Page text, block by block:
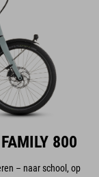
800
– naar school, op